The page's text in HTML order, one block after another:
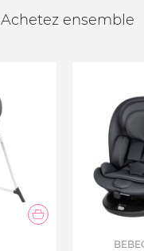
Achetez ensemble